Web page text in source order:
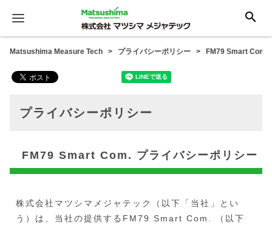
search
Matsushima Measure Tech プライバシーポリシー FM79 Smart Com.
プライバシーポリシー
FM79 Smart Com. プライバシーポリシー
株式会社マツシマメジャテック（以下「当社」とい
う）は、当社の提供するFM79 Smart Com. （以下